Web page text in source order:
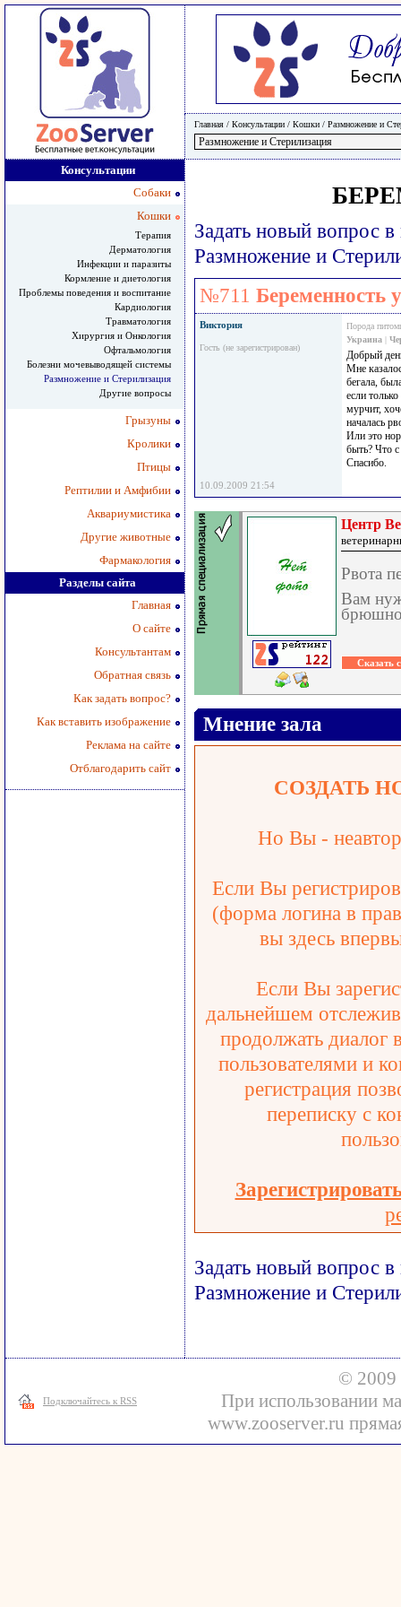
Главная / Консультации / Кошки / Размножение и
Консультации
Собаки
Кошки
Терапия
Дерматология
Инфекции и паразиты
Кормление и диетология
Проблемы поведения и воспитание
Кардиология
Травматология
Хирургия и Онкология
Офтальмология
Болезни мочевыводящей системы
Размножение и Стерилизация
Другие вопросы
Грызуны
Кролики
Птицы
Рептилии и Амфибии
Аквариумистика
Другие животные
Фармакология
Разделы сайта
Главная
О сайте
Консультантам
Обратная связь
Как задать вопрос?
Как вставить изображение
Реклама на сайте
Отблагодарить сайт
Задать новый вопрос
Размножение и
№711 Беременность
Виктория
Гость (не зарегистрирован)
Порода
Украина |
Добрый
Мне
бегала,
если
мурчит,
началась
Или это
быть? Что с
Спасибо.
10.09.2009 21:54
Центр
Рвота
Вам
Мнение зала
СОЗДАТЬ
Но Вы -
Если Вы
(форма логина в
вы здесь
Если Вы
дальнейшем
продолжать диалог
пользователями и
регистрация
переписку с
Задать новый вопрос
Размножение и
Подключайтесь к RSS
© 2009
При использовании
www.zooserver.ru